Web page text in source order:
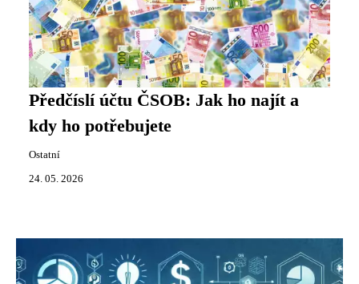
Předčíslí účtu ČSOB: Jak ho najít a
kdy ho potřebujete
Ostatní
24. 05. 2026